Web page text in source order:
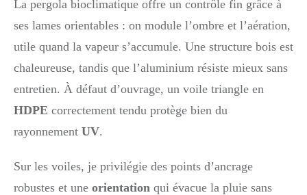
La pergola bioclimatique offre un contrôle fin grâce à
ses lames orientables : on module l’ombre et l’aération,
utile quand la vapeur s’accumule. Une structure bois est
chaleureuse, tandis que l’aluminium résiste mieux sans
entretien. À défaut d’ouvrage, un voile triangle en
HDPE correctement tendu protège bien du
rayonnement UV.
Sur les voiles, je privilégie des points d’ancrage
robustes et une orientation qui évacue la pluie sans